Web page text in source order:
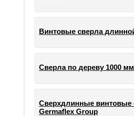
Винтовые сверла
Сверла по дереву 1000
Сверхдлинные винтовые
Germaflex Group